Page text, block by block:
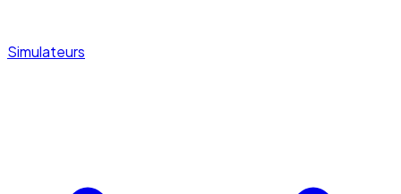
Simulateurs